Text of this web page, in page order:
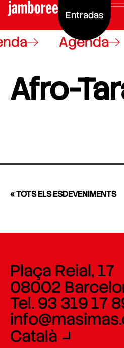
Entradas
Agenda
Afro-
« TOTS ELS ESDEVENIMENTS
Plaça Reial, 17
08002
Tel. 93 319 17
Català